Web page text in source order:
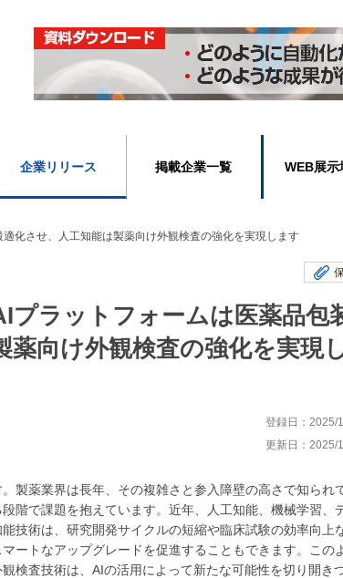
企業リリース 掲載企業一覧 WEB展示
化させ、人工知能は製薬向け外観検査の強化を実現します
ラットフォームは医薬品包
向け外観検査の強化を実現
登録日：2025/
更新日：2025/
製薬業界は長年、その複雑さと参入障壁の高さで知られ
階で課題を抱えています。近年、人工知能、機械学習、
技術は、研究開発サイクルの短縮や臨床試験の効率向上
ートなアップグレードを促進することもできます。この
検査技術は、AIの活用によって新たな可能性を切り開き